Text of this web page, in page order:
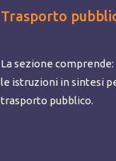
Trasporto
La sezione comprende:
le istruzioni in sintesi
trasporto pubblico.